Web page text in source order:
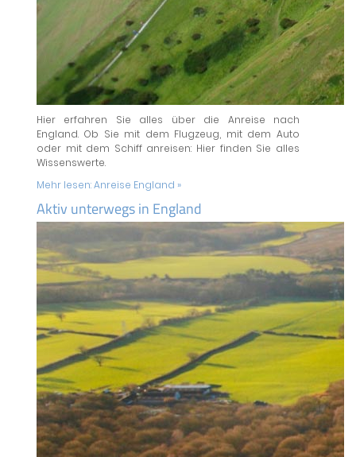
Hier erfahren Sie alles über die Anreise nach
England. Ob Sie mit dem Flugzeug, mit dem Auto
oder mit dem Schiff anreisen: Hier finden Sie alles
Wissenswerte.
Mehr lesen:Anreise England »
Aktiv unterwegs in England